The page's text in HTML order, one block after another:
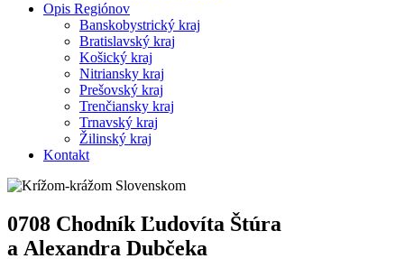
Opis Regiónov
Banskobystrický kraj
Bratislavský kraj
Košický kraj
Nitriansky kraj
Prešovský kraj
Trenčiansky kraj
Trnavský kraj
Žilinský kraj
Kontakt
0708 Chodník Ľudovíta Štúra
a Alexandra Dubčeka